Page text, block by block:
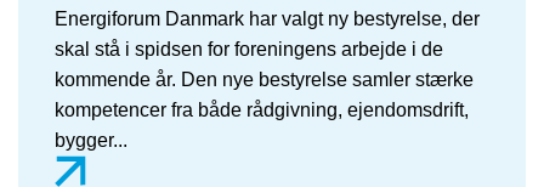
Energiforum Danmark har valgt ny bestyrelse, der
skal stå i spidsen for foreningens arbejde i de
kommende år. Den nye bestyrelse samler stærke
kompetencer fra både rådgivning, ejendomsdrift,
bygger...